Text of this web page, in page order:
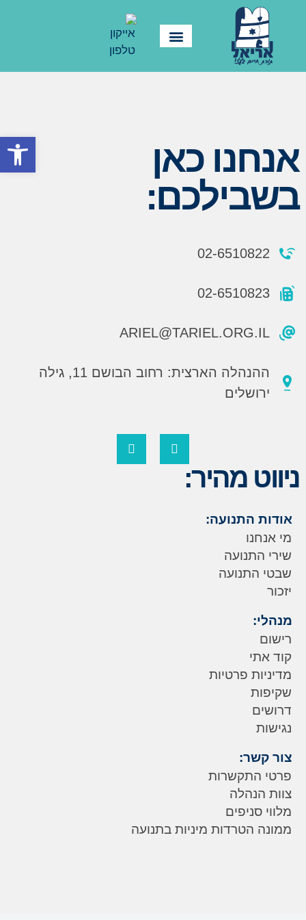
פתח
אנחנו כאן
בשבילכם:
02-6510822
02-6510823
ARIEL@TARIEL.ORG.IL
ההנהלה הארצית: רחוב הבושם 11, גילה
ירושלים
ניווט מהיר:
אודות התנועה:
מי אנחנו
שירי התנועה
שבטי התנועה
יזכור
מנהלי:
רישום
קוד אתי
מדיניות פרטיות
שקיפות
דרושים
נגישות
צור קשר:
פרטי התקשרות
צוות הנהלה
מלווי סניפים
ממונה הטרדות מיניות בתנועה